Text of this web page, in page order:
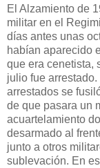
El Alzamiento de
militar en el
días antes unas
habían aparecido
que era cenetista,
julio fue
arrestados se
de que pasara un
acuartelamiento
desarmado al
junto a otros
sublevación. En